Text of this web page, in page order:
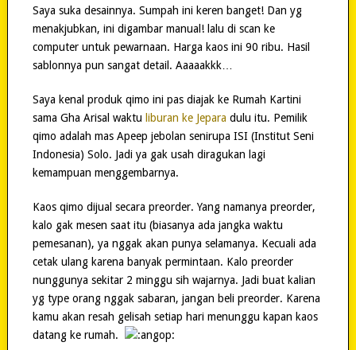
Saya suka desainnya. Sumpah ini keren banget! Dan yg
menakjubkan, ini digambar manual! lalu di scan ke
computer untuk pewarnaan. Harga kaos ini 90 ribu. Hasil
sablonnya pun sangat detail. Aaaaakkk…
Saya kenal produk qimo ini pas diajak ke Rumah Kartini
sama Gha Arisal waktu liburan ke Jepara dulu itu. Pemilik
qimo adalah mas Apeep jebolan senirupa ISI (Institut Seni
Indonesia) Solo. Jadi ya gak usah diragukan lagi
kemampuan menggembarnya.
Kaos qimo dijual secara preorder. Yang namanya preorder,
kalo gak mesen saat itu (biasanya ada jangka waktu
pemesanan), ya nggak akan punya selamanya. Kecuali ada
cetak ulang karena banyak permintaan. Kalo preorder
nunggunya sekitar 2 minggu sih wajarnya. Jadi buat kalian
yg type orang nggak sabaran, jangan beli preorder. Karena
kamu akan resah gelisah setiap hari menunggu kapan kaos
datang ke rumah.